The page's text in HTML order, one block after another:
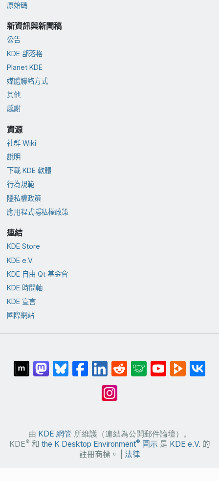
原始碼
新資訊與新聞稿
公告
KDE 部落格
Planet KDE
媒體聯絡方式
其他
感謝
資源
社群 Wiki
說明
下載 KDE 軟體
行為規範
隱私權政策
應用程式隱私權政策
連結
KDE Store
KDE e.V.
KDE 自由 Qt 基金會
KDE 時間軸
KDE 宣言
國際網站
由 KDE 網管 所維護（連結為公開郵件論壇）。
KDE® 和 the K Desktop Environment® 圖示 是 KDE e.V. 的
註冊商標。 | 法律